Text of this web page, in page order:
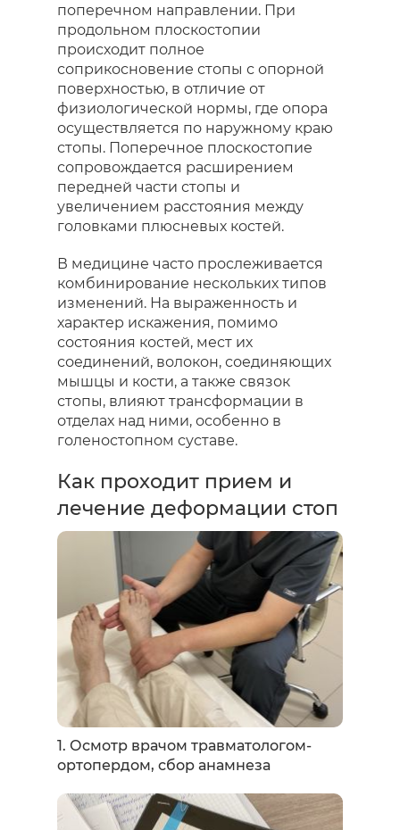
поперечном направлении. При
продольном плоскостопии
происходит полное
соприкосновение стопы с опорной
поверхностью, в отличие от
физиологической нормы, где опора
осуществляется по наружному краю
стопы. Поперечное плоскостопие
сопровождается расширением
передней части стопы и
увеличением расстояния между
головками плюсневых костей.
В медицине часто прослеживается
комбинирование нескольких типов
изменений. На выраженность и
характер искажения, помимо
состояния костей, мест их
соединений, волокон, соединяющих
мышцы и кости, а также связок
стопы, влияют трансформации в
отделах над ними, особенно в
голеностопном суставе.
Как проходит прием и
лечение деформации стоп
1. Осмотр врачом травматологом-
ортопердом, сбор анамнеза